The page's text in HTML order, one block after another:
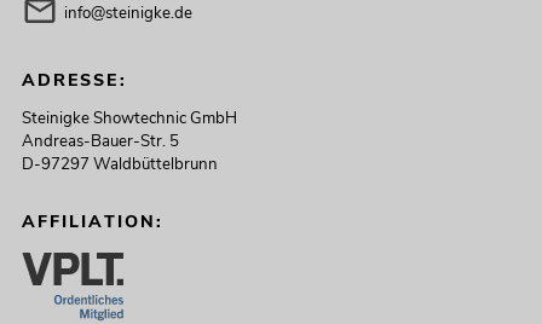
info@steinigke.de
ADRESSE:
Steinigke Showtechnic GmbH
Andreas-Bauer-Str. 5
D-97297 Waldbüttelbrunn
AFFILIATION: